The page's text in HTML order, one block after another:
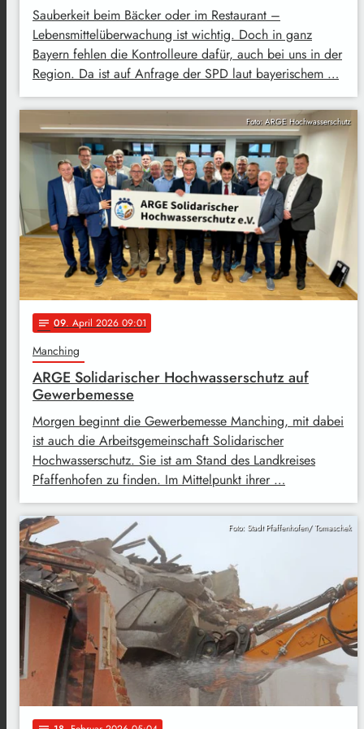
Sauberkeit beim Bäcker oder im Restaurant –
Lebensmittelüberwachung ist wichtig. Doch in ganz
Bayern fehlen die Kontrolleure dafür, auch bei uns in der
Region. Da ist auf Anfrage der SPD laut bayerischem …
Foto: ARGE Hochwasserschutz
notes 09. April 2026 09:01
Manching
ARGE Solidarischer Hochwasserschutz auf
Gewerbemesse
Morgen beginnt die Gewerbemesse Manching, mit dabei
ist auch die Arbeitsgemeinschaft Solidarischer
Hochwasserschutz. Sie ist am Stand des Landkreises
Pfaffenhofen zu finden. Im Mittelpunkt ihrer …
Foto: Stadt Pfaffenhofen/ Tomaschek